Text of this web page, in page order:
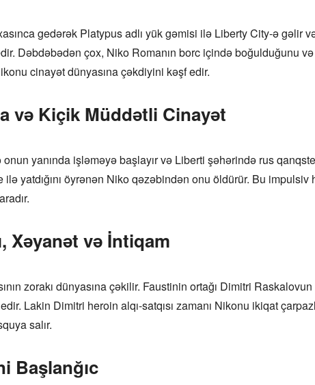
gedərək Platypus adlı yük gəmisi ilə Liberty City-ə gəlir
Dəbdəbədən çox, Niko Romanın borc içində boğulduğunu
cinayət dünyasına çəkdiyini kəşf edir.
və Kiçik Müddətli Cinayət
yanında işləməyə başlayır və Liberti şəhərində rus
yatdığını öyrənən Niko qəzəbindən onu öldürür. Bu
Xəyanət və İntiqam
zorakı dünyasına çəkilir. Faustinin ortağı Dimitri
Lakin Dimitri heroin alqı-satqısı zamanı Nikonu ikiqat
salır.
Başlanğıc